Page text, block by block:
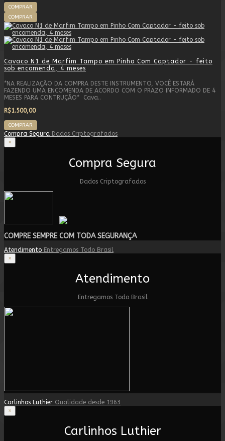
COMPRAR
COMPRAR
Cavaco N1 de Marfim Tampo em Pinho Com Captador - feito
sob encomenda, 4 meses
*NA REALIZAÇÃO DA COMPRA DESTE INSTRUMENTO, VOCÊ ESTARÁ
FAZENDO UMA ENCOMENDA DE ACORDO COM O PRAZO INFORMADO DE 4
MESES PARA CONTRUÇÃO* Cava..
R$1.500,00
COMPRAR
Compra Segura Dados Criptografados
×
Compra Segura
Dados Criptografados
COMPRE SEMPRE COM TODA SEGURANÇA
Atendimento Entregamos Todo Brasil
×
Atendimento
Entregamos Todo Brasil
Carlinhos Luthier Qualidade desde 1963
×
Carlinhos Luthier